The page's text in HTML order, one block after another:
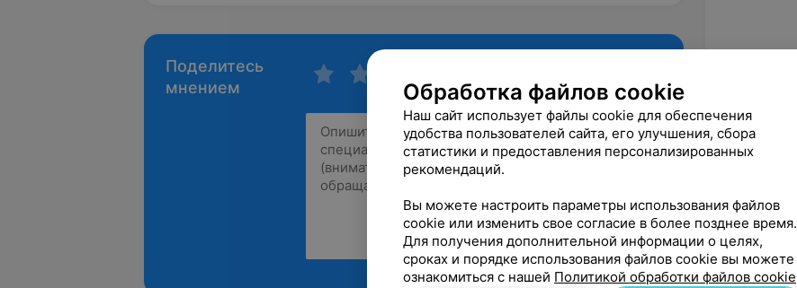
Поделитесь
мнением
Рекомендую
Обработка файлов cookie
Наш сайт использует файлы cookie для обеспечения
удобства пользователей сайта, его улучшения, сбора
статистики и предоставления персонализированных
рекомендаций.
Вы можете настроить параметры использования файлов
cookie или изменить свое согласие в более позднее время.
Для получения дополнительной информации о целях,
сроках и порядке использования файлов cookie вы можете
ознакомиться с нашей Политикой обработки файлов cookie